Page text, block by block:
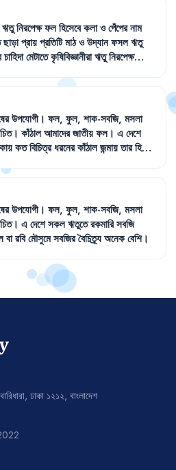
ঋতুনিরপেক্ষফলহিসেবেকলাওপেঁপেরনাম
ছাড়াপ্রায়প্রতিটিমাঠওউদ্যানফসলঋতু
চাহিদামেটাতেকৃষিবিজ্ঞানীরাঋতুনিরপেক্ষ
উপযোগী। ফল, ফুল, শাক-সবজি, মসলা
। কাঁঠালআমাদেরজাতীয়ফল। এদেশে
কতবিচিত্রধরনেরকাঁঠালজন্মায়তারহিসাব
উপযোগী। ফল, ফুল, শাক-সবজি, মসলা
। এদেশেসকলঋতুতেরকমারিসবজি
বারবিমৌসুমেসবজিরবৈচিত্র্যঅনেকবেশি।
ঢাকা ১২১২, বাংলাদেশ